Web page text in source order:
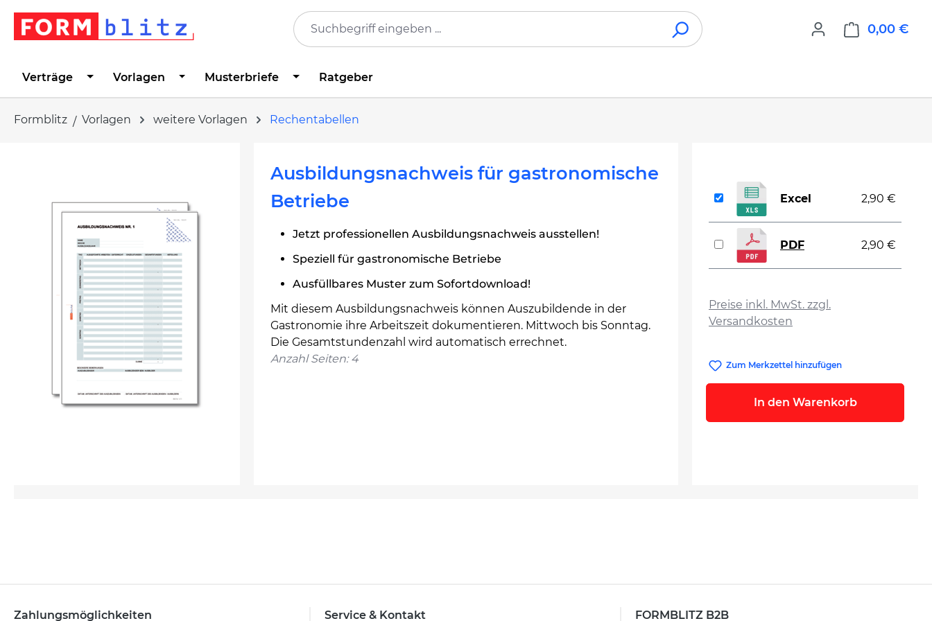
Zur Hauptnavigation springen
0,00 €
Verträge Vorlagen Musterbriefe Ratgeber
Formblitz Vorlagen weitere Vorlagen Rechentabellen
Ausbildungsnachweis für gastronomische
Betriebe
Jetzt professionellen Ausbildungsnachweis ausstellen!
Speziell für gastronomische Betriebe
Ausfüllbares Muster zum Sofortdownload!
Mit diesem Ausbildungsnachweis können Auszubildende in der
Gastronomie ihre Arbeitszeit dokumentieren. Mittwoch bis Sonntag.
Die Gesamtstundenzahl wird automatisch errechnet.
Anzahl Seiten: 4
Preise inkl. MwSt. zzgl.
Versandkosten
Excel 2,90 €
PDF 2,90 €
Zum Merkzettel hinzufügen
In den Warenkorb
Zahlungsmöglichkeiten Service & Kontakt FORMBLITZ B2B